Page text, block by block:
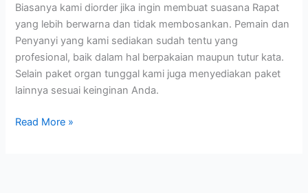
Biasanya kami diorder jika ingin membuat suasana Rapat
yang lebih berwarna dan tidak membosankan. Pemain dan
Penyanyi yang kami sediakan sudah tentu yang
profesional, baik dalam hal berpakaian maupun tutur kata.
Selain paket organ tunggal kami juga menyediakan paket
lainnya sesuai keinginan Anda.
Read More »